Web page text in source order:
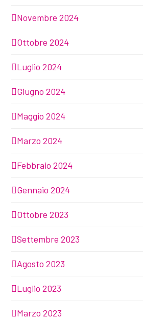
Novembre 2024
Ottobre 2024
Luglio 2024
Giugno 2024
Maggio 2024
Marzo 2024
Febbraio 2024
Gennaio 2024
Ottobre 2023
Settembre 2023
Agosto 2023
Luglio 2023
Marzo 2023